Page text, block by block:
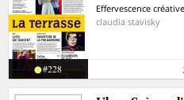
Effervescence créative
claudia stavisky
#228